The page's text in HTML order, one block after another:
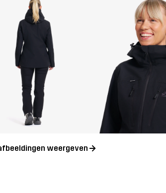
weergeven